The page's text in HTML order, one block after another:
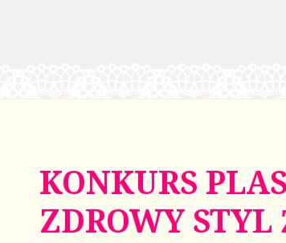
KONKURS
ZDROWY STYL